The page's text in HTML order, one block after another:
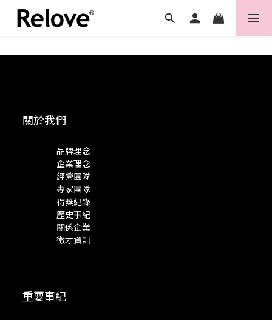
關於我們
品牌理念
企業理念
經營團隊
專家團隊
得獎紀錄
歷史事紀
關係企業
徵才資訊
重要事紀